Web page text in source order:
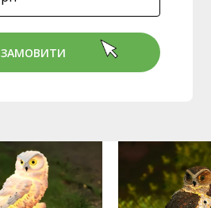
ЗАМОВИТИ